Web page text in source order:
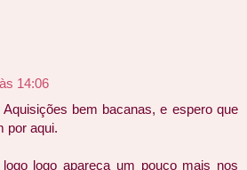
14:06
bem bacanas, e espero que
por aqui.
logo apareça um pouco mais nos